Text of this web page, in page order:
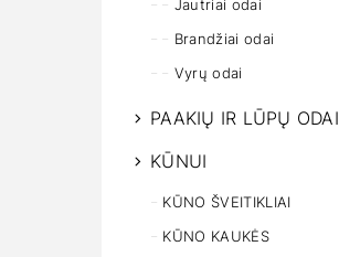
Jautriai odai
Brandžiai odai
Vyrų odai
PAAKIŲ IR LŪPŲ ODAI
KŪNUI
KŪNO ŠVEITIKLIAI
KŪNO KAUKĖS